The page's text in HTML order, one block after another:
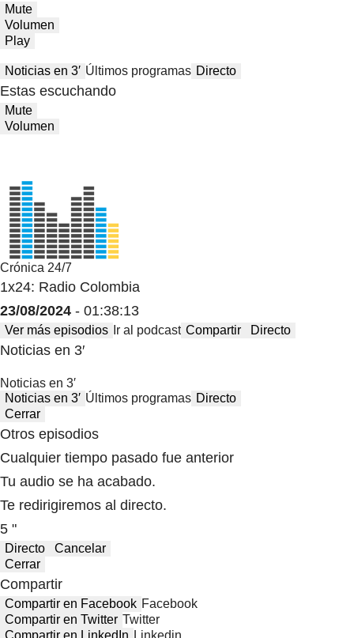
Mute
Volumen
Play
Noticias en 3′ Últimos programas Directo
Estas escuchando
Mute
Volumen
Crónica 24/7
1x24: Radio Colombia
23/08/2024 - 01:38:13
Ver más episodios Ir al podcast Compartir Directo
Noticias en 3′
Noticias en 3′
Noticias en 3′ Últimos programas Directo
Cerrar
Otros episodios
Cualquier tiempo pasado fue anterior
Tu audio se ha acabado.
Te redirigiremos al directo.
5 "
Directo
Cancelar
Cerrar
Compartir
Compartir en Facebook Facebook
Compartir en Twitter Twitter